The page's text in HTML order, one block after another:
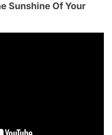
Sunshine Of Your